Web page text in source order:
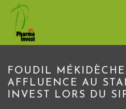
FOUDIL
AFFLUENCE AU
INVEST LORS DU